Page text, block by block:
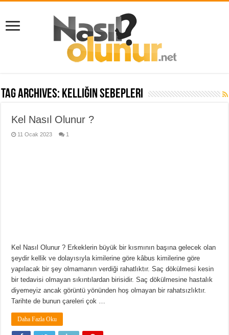
Tag Archives: kelliğin sebepleri
Kel Nasıl Olunur ?
11 Ocak 2023 1
Kel Nasıl Olunur ? Erkeklerin büyük bir kısmının başına gelecek olan
şeydir kellik ve dolayısıyla kimilerine göre kâbus kimilerine göre
yapılacak bir şey olmamanın verdiği rahatlıktır. Saç dökülmesi kesin
bir tedavisi olmayan sıkıntılardan birisidir. Saç dökülmesine hastalık
diyemeyiz ancak görüntü yönünden hoş olmayan bir rahatsızlıktır.
Tarihte de bunun çareleri çok …
Daha Fazla Oku